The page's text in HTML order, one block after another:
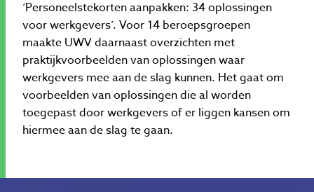
‘Personeelstekorten aanpakken: 34 oplossingen
voor werkgevers’. Voor 14 beroepsgroepen
maakte UWV daarnaast overzichten met
praktijkvoorbeelden van oplossingen waar
werkgevers mee aan de slag kunnen. Het gaat om
voorbeelden van oplossingen die al worden
toegepast door werkgevers of er liggen kansen om
hiermee aan de slag te gaan.